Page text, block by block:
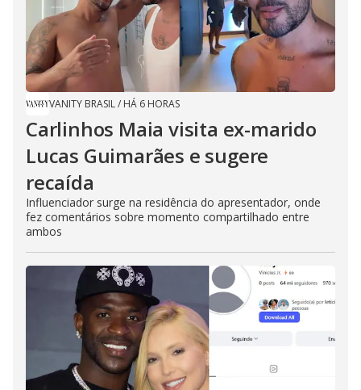
VANITY BRASIL/ HÁ 6 HORAS
Carlinhos Maia visita ex-marido
Lucas Guimarães e sugere
recaída
Influenciador surge na residência do apresentador, onde
fez comentários sobre momento compartilhado entre
ambos